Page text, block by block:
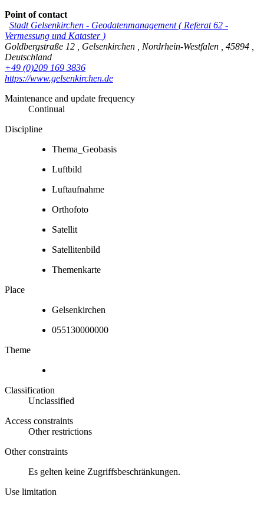
Point of contact
Stadt Gelsenkirchen - Geodatenmanagement( Referat 62 -
Vermessung und Kataster )
Goldbergstraße 12
Gelsenkirchen Nordrhein-Westfalen 45894
Deutschland
+49 (0)209 169 3836
https://www.gelsenkirchen.de
Maintenance and update frequency
Continual
Discipline
Thema_Geobasis
Luftbild
Luftaufnahme
Orthofoto
Satellit
Satellitenbild
Themenkarte
Place
Gelsenkirchen
055130000000
Theme
Classification
Unclassified
Access constraints
Other restrictions
Other constraints
Es gelten keine Zugriffsbeschränkungen.
Use limitation